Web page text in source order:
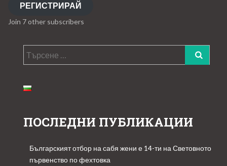
РЕГИСТРИРАЙ
Join 7 other subscribers
Търсене
за:
ПОСЛЕДНИ ПУБЛИКАЦИИ
Българският отбор на сабя жени е 14-ти на Световното
първенство по фехтовка